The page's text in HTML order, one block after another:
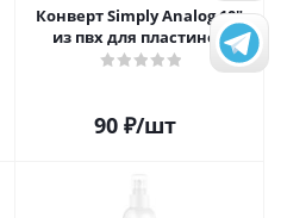
Конверт Simply Analog 10"
из пвх для пластинок
90 ₽/шт